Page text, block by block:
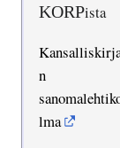
KORPista
n
lma